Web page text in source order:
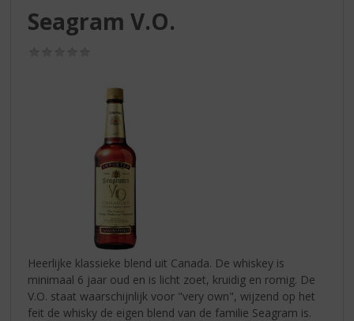
Seagram V.O.
Heerlijke klassieke blend uit Canada. De whiskey is
minimaal 6 jaar oud en is licht zoet, kruidig en romig. De
V.O. staat waarschijnlijk voor "very own", wijzend op het
feit de whisky de eigen blend van de familie Seagram is.